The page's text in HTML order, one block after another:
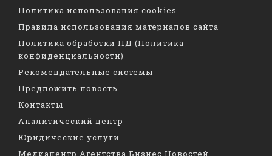
Политика использования cookies
Правила использования материалов сайта
Политика обработки ПД (Политика
конфиденциальности)
Рекомендательные системы
Предложить новость
Контакты
Аналитический центр
Юридические услуги
Медиацентр Агентства Бизнес Новостей